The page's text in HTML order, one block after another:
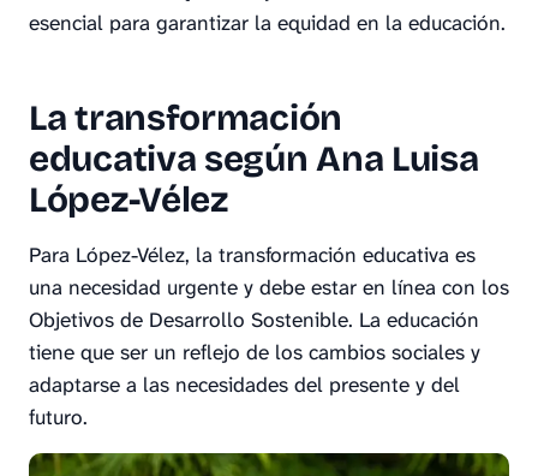
esencial para garantizar la equidad en la educación.
La transformación
educativa según Ana Luisa
López-Vélez
Para López-Vélez, la transformación educativa es
una necesidad urgente y debe estar en línea con los
Objetivos de Desarrollo Sostenible. La educación
tiene que ser un reflejo de los cambios sociales y
adaptarse a las necesidades del presente y del
futuro.